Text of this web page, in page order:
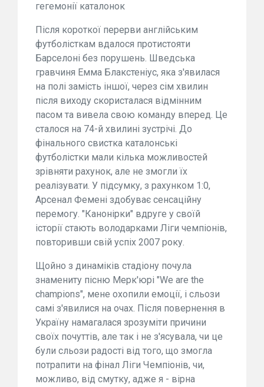
гегемонії каталонок
Після короткої перерви англійським
футболісткам вдалося протистояти
Барселоні без порушень. Шведська
гравчиня Емма Блакстеніус, яка з'явилася
на полі замість іншої, через сім хвилин
після виходу скористалася відмінним
пасом та вивела свою команду вперед. Це
сталося на 74-й хвилині зустрічі. До
фінального свистка каталонські
футболістки мали кілька можливостей
зрівняти рахунок, але не змогли їх
реалізувати. У підсумку, з рахунком 1:0,
Арсенал Фемені здобуває сенсаційну
перемогу. "Канонірки" вдруге у своїй
історії стають володарками Ліги чемпіонів,
повторивши свій успіх 2007 року.
Щойно з динаміків стадіону почула
знамениту пісню Мерк'юрі "We are the
champions", мене охопили емоції, і сльози
самі з'явилися на очах. Після повернення в
Україну намагалася зрозуміти причини
своїх почуттів, але так і не з'ясувала, чи це
були сльози радості від того, що змогла
потрапити на фінал Ліги Чемпіонів, чи,
можливо, від смутку, адже я - вірна